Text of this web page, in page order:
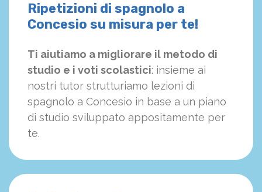
Ripetizioni di spagnolo a
Concesio su misura per te!
Ti aiutiamo a migliorare il metodo di
studio e i voti scolastici: insieme ai
nostri tutor strutturiamo lezioni di
spagnolo a Concesio in base a un piano
di studio sviluppato appositamente per
te.